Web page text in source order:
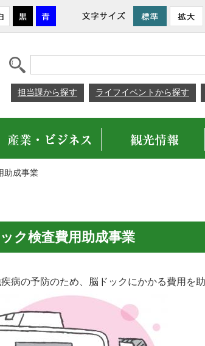
担当課から探す ライフイベントから探す
助成事業
ク検査費用助成事業
の予防のため、脳ドックにかかる費用を助